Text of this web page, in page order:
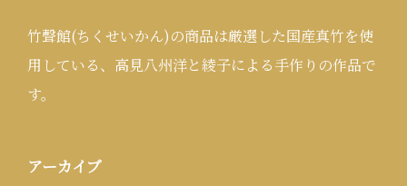
竹聲館(ちくせいかん)の商品は厳選した国産真竹を使
用している、高見八州洋と綾子による手作りの作品で
す。
アーカイブ